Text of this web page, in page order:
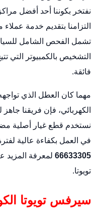
نفتخر بكوننا أحد أفضل
التزامنا بتقديم خدمة
تشمل الفحص الشامل
التشخيص بالكمبيوتر التي
فائقة.
مهما كان العطل الذي
الكهربائي، فإن فريقنا
نستخدم قطع غيار أصلية
في العمل بكفاءة عالية
66633305لمعرفة المزيد
تويوتا.
سيرفس تويوتا